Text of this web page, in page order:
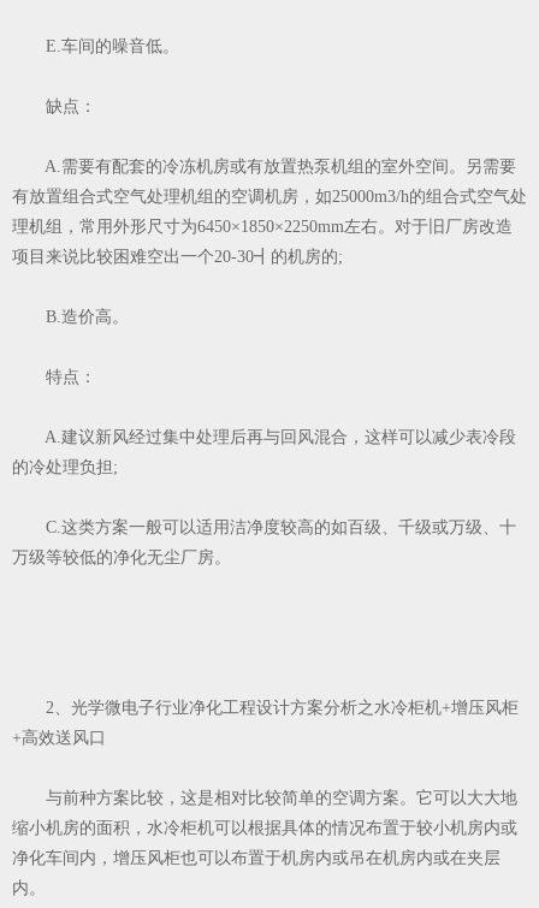
E.车间的噪音低。
缺点 ：
A.需要有配套的冷冻机房或有放置热泵机组的室外空间。另需要
有放置组合式空气处理机组的空调机房，如25000m3/h的组合式空气处
理机组，常用外形尺寸为6450×1850×2250mm左右。对于旧厂房改造
项目来说比较困难空出一个20-30┫的机房的;
B.造价高。
特点：
A.建议新风经过集中处理后再与回风混合，这样可以减少表冷段
的冷处理负担;
C.这类方案一般可以适用洁净度较高的如百级、千级或万级、十
万级等较低的净化无尘厂房。
2、光学微电子行业净化工程设计方案分析之水冷柜机+增压风柜
+高效送风口
与前种方案比较，这是相对比较简单的空调方案。它可以大大地
缩小机房的面积，水冷柜机可以根据具体的情况布置于较小机房内或
净化车间内，增压风柜也可以布置于机房内或吊在机房内或在夹层
内。